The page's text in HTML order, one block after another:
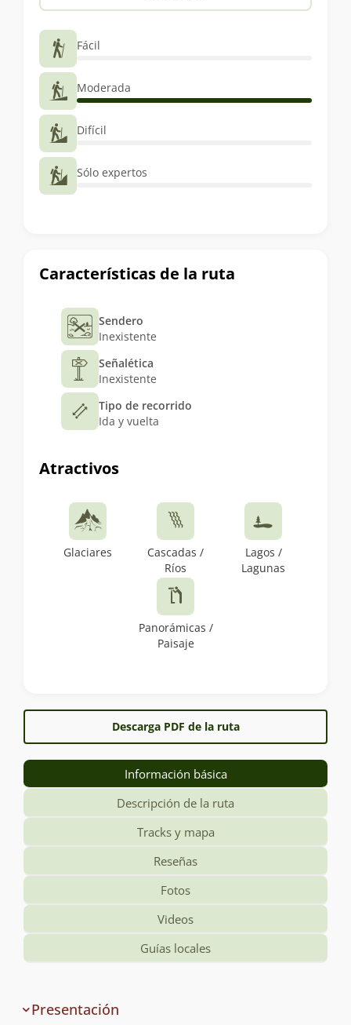
Características de la ruta
Sendero
Inexistente
Señalética
Inexistente
Tipo de recorrido
Ida y vuelta
Atractivos
Glaciares
Cascadas /
Ríos
Lagos /
Lagunas
Panorámicas /
Paisaje
Fácil
Moderada
Difícil
Sólo expertos
Descarga PDF de la ruta
Información básica
Descripción de la ruta
Tracks y mapa
Reseñas
Fotos
Videos
Guías locales
yPresentación